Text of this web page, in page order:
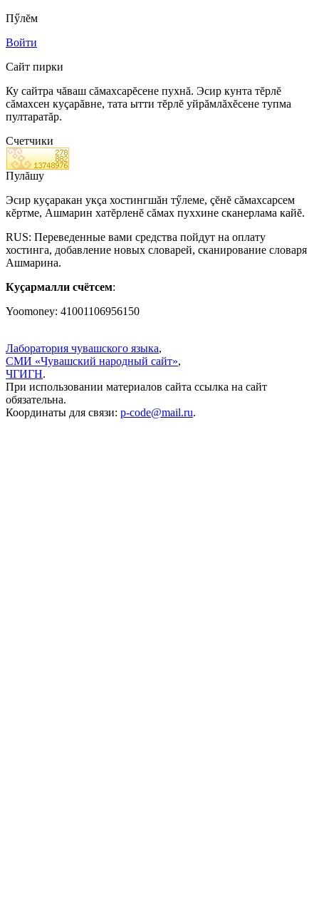
Пӳлĕм
Войти
Сайт пирки
Ку сайтра чăваш сăмахсарĕсене пухнă. Эсир кунта тĕрлĕ
сăмахсен куçарăвне, тата ытти тĕрлĕ уйрăмлăхĕсене тупма
пултаратăр.
Счетчики
Пулăшу
Эсир куçаракан укçа хостингшăн тӳлеме, çĕнĕ сăмахсарсем
кĕртме, Ашмарин хатĕрленĕ сăмах пуххине сканерлама кайĕ.
RUS: Переведенные вами средства пойдут на оплату
хостинга, добавление новых словарей, сканирование словаря
Ашмарина.
Куçармалли счётсем:
Yoomoney: 41001106956150
Лаборатория чувашского языка,
СМИ «Чувашский народный сайт»,
ЧГИГН.
При использовании материалов сайта ссылка на сайт
обязательна.
Координаты для связи: p-code@mail.ru.